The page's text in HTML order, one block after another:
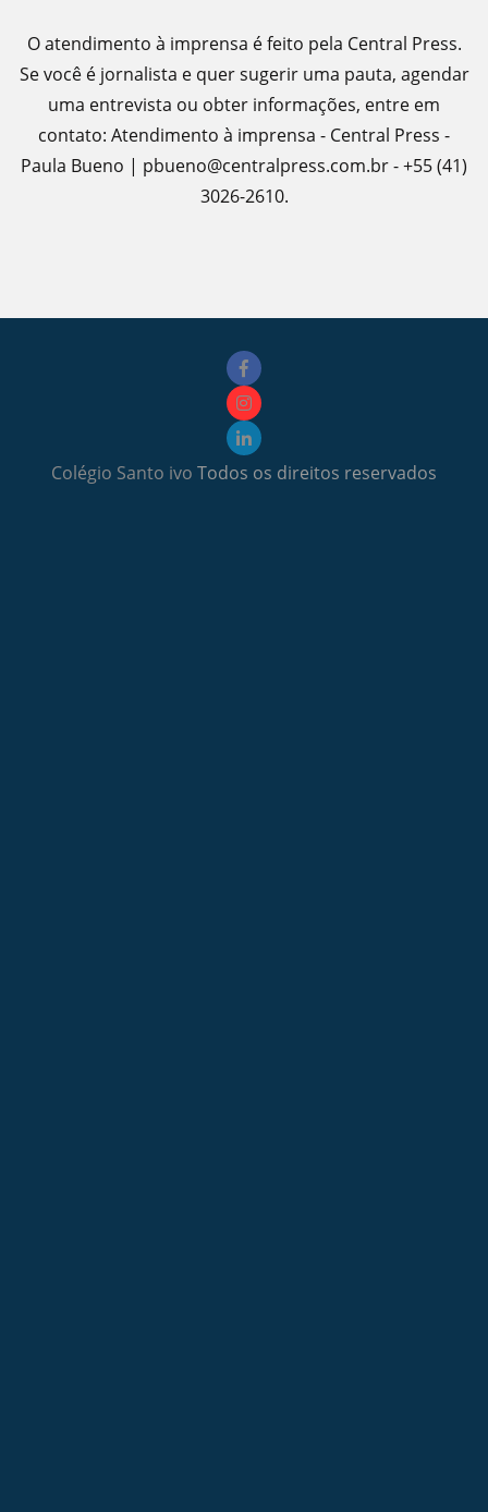
O atendimento à imprensa é feito pela Central Press.
Se você é jornalista e quer sugerir uma pauta, agendar
uma entrevista ou obter informações, entre em
contato: Atendimento à imprensa - Central Press -
Paula Bueno | pbueno@centralpress.com.br - +55 (41)
3026-2610.
Colégio Santo ivo Todos os direitos reservados